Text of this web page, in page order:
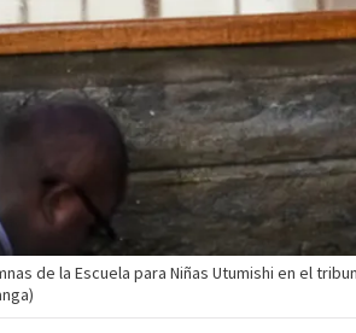
de la Escuela para Niñas Utumishi en el